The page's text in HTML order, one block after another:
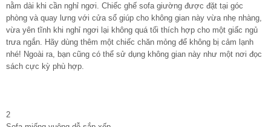
nằm dài khi cần nghỉ ngơi. Chiếc ghế sofa giường được đặt tại góc
phòng và quay lưng với cửa sổ giúp cho không gian này vừa nhẹ nhàng,
vừa yên tĩnh khi nghỉ ngơi lại không quá tối thích hợp cho một giấc ngủ
trưa ngắn. Hãy dùng thêm một chiếc chăn mỏng để không bị cảm lạnh
nhé! Ngoài ra, bạn cũng có thể sử dụng không gian này như một nơi đọc
sách cực kỳ phù hợp.
2